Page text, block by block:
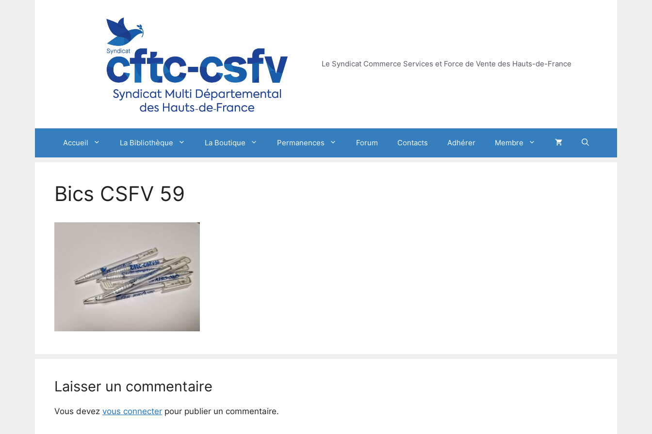
Le Syndicat Commerce Services et Force de Vente des Hauts-de-France
Accueil La Bibliothèque La Boutique Permanences Forum Contacts Adhérer Membre
Bics CSFV 59
Laisser un commentaire
Vous devez vous connecter pour publier un commentaire.